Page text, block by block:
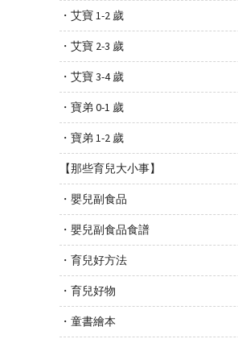
・艾寶 1-2 歲
・艾寶 2-3 歲
・艾寶 3-4 歲
・寶弟 0-1 歲
・寶弟 1-2 歲
【那些育兒大小事】
・嬰兒副食品
・嬰兒副食品食譜
・育兒好方法
・育兒好物
・童書繪本